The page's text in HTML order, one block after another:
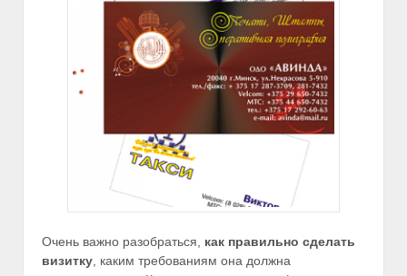
Очень важно разобраться, как правильно сделать
визитку , каким требованиям она должна